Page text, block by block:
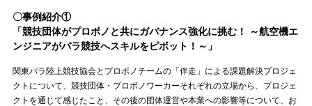
〇事例紹介①
「競技団体がプロボノと共にガバナンス強化に挑む！ ～航空機エ
ンジニアがパラ競技へスキルをピボット！～」
関東パラ陸上競技協会とプロボノチームの「伴走」による課題解決プロジェ
クトについて、競技団体・プロボノワーカーそれぞれの立場から、プロジェ
クトを通じて感じたこと、その後の団体運営や本業への影響等について、お